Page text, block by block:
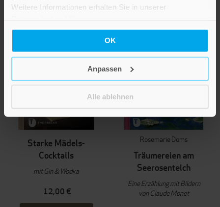
Weitere Informationen erhalten Sie in unserer
OK
Anpassen
Alle ablehnen
Starke Mädels-
Cocktails
mit Gin & Wodka
12,00 €
Rosemarie Doms
Träumereien am
Seerosenteich
Eine Erzählung mit Bildern
von Claude Monet